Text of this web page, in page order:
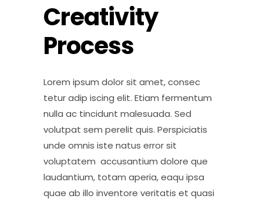
Creativity
Process
Lorem ipsum dolor sit amet, consec
tetur adip iscing elit. Etiam fermentum
nulla ac tincidunt malesuada. Sed
volutpat sem perelit quis. Perspiciatis
unde omnis iste natus error sit
voluptatem accusantium dolore que
laudantium, totam aperia, eaqu ipsa
quae ab illo inventore veritatis et quasi